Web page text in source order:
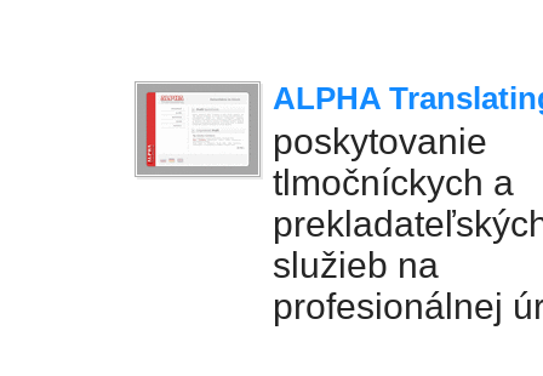
ALPHA
poskytovanie
tlmočníckych a
služieb na
profesionálnej